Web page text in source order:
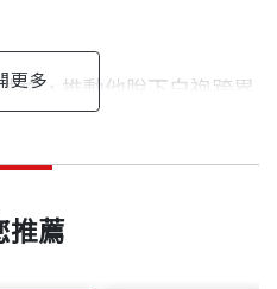
格，推動他脫下白袍跨界
著我不斷轉換行業，既為
界他總能再創高峰，令人
09/24
推薦